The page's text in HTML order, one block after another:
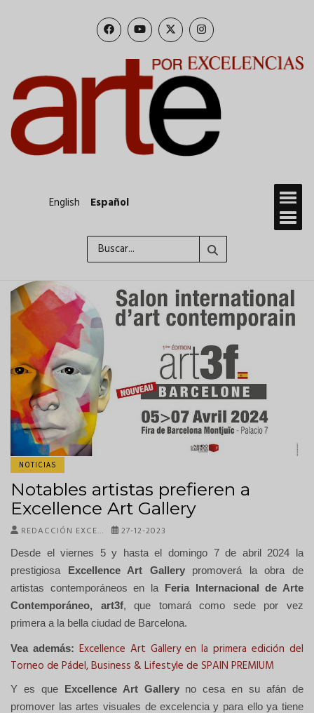
English Español
NOTICIAS
Notables artistas prefieren a
Excellence Art Gallery
REDACCIÓN EXCE… 27-12-2023
Desde el viernes 5 y hasta el domingo 7 de abril 2024 la
prestigiosa
Excellence Art Gallerypromoverá la obra de
artistas contemporáneos en la
Feria Internacional de Arte
Contemporáneo, art3f, que tomará como sede por vez
primera a la bella ciudad de Barcelona.
Vea además: Excellence Art Gallery en la primera edición del
Torneo de Pádel, Business & Lifestyle de SPAIN PREMIUM
Y es que Excellence Art Galleryno cesa en su afán de
promover las artes visuales de excelencia y para ello ya tiene